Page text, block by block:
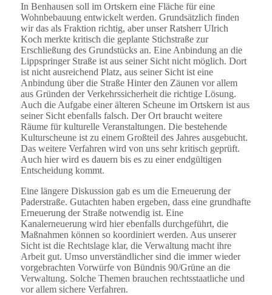
In Benhausen soll im Ortskern eine Fläche für eine
Wohnbebauung entwickelt werden. Grundsätzlich finden
wir das als Fraktion richtig, aber unser Ratsherr Ulrich
Koch merkte kritisch die geplante Stichstraße zur
Erschließung des Grundstücks an. Eine Anbindung an die
Lippspringer Straße ist aus seiner Sicht nicht möglich. Dort
ist nicht ausreichend Platz, aus seiner Sicht ist eine
Anbindung über die Straße Hinter den Zäunen vor allem
aus Gründen der Verkehrssicherheit die richtige Lösung.
Auch die Aufgabe einer älteren Scheune im Ortskern ist aus
seiner Sicht ebenfalls falsch. Der Ort braucht weitere
Räume für kulturelle Veranstaltungen. Die bestehende
Kulturscheune ist zu einem Großteil des Jahres ausgebucht.
Das weitere Verfahren wird von uns sehr kritisch geprüft.
Auch hier wird es dauern bis es zu einer endgültigen
Entscheidung kommt.
Eine längere Diskussion gab es um die Erneuerung der
Paderstraße. Gutachten haben ergeben, dass eine grundhafte
Erneuerung der Straße notwendig ist. Eine
Kanalerneuerung wird hier ebenfalls durchgeführt, die
Maßnahmen können so koordiniert werden. Aus unserer
Sicht ist die Rechtslage klar, die Verwaltung macht ihre
Arbeit gut. Umso unverständlicher sind die immer wieder
vorgebrachten Vorwürfe von Bündnis 90/Grüne an die
Verwaltung. Solche Themen brauchen rechtsstaatliche und
vor allem sichere Verfahren.